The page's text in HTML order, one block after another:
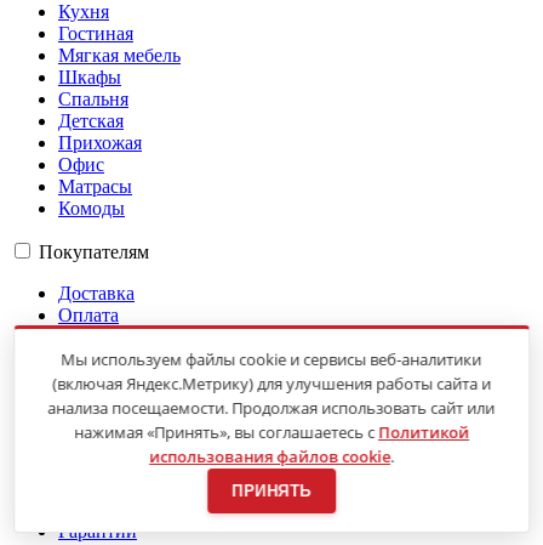
Кухня
Гостиная
Мягкая мебель
Шкафы
Спальня
Детская
Прихожая
Офис
Матрасы
Комоды
Покупателям
Доставка
Оплата
Рассрочка
Портфолио
Контакты
Гарантии
Мы используем файлы cookie и сервисы веб-аналитики
(включая Яндекс.Метрику) для улучшения работы сайта и
анализа посещаемости. Продолжая использовать сайт или
нажимая «Принять», вы соглашаетесь сПолитикой
использования файлов cookie.
ПРИНЯТЬ